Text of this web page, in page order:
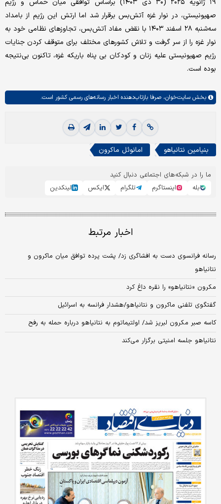
۱۹ ژانویه ۲۰۲۵ (۳۰ دی ۱۴۰۳) براساس توافقی میان حماس و رژیم
صهیونیستی، در نوار غزه آتش‌بس برقرار شد اما ارتش این رژیم از بامداد
سه‌شنبه ۲۸ اسفند ۱۴۰۳ با نقض مفاد آتش‌بس، تجاوزهای نظامی خود به
نوار غزه را از سر گرفت و تلاش کشورهای مختلف برای متوقف کردن جنایات
رژیم صهیونیستی علیه زنان و کودکان بی پناه باریکه غزه، تاکنون بی‌نتیجه
بوده است.
بخش سایت‌خوان، صرفا بازتاب‌دهنده اخبار رسانه‌های رسمی کشور است.
بنیامین نتانیاهو امانوئل ماکرون
ما را در شبکه‌های اجتماعی دنبال کنید
بله
اینستاگرم تلگرام ایکس لینکدین
اخبار مرتبط
رسانه فرانسوی دست به افشاگری زد/ پشت پرده توافق میان ماکرون و
نتانیاهو
مکرون «نتانیاهو» را نقره داغ کرد
گفتگوی تلفنی ماکرون و نتانیاهو/هشدار فرانسه به اسرائیل
کاسه صبر مکرون لبریز شد/ اولتیماتوم به نتانیاهو درباره حمله به رفح
نتانیاهو جلسه امنیتی برگزار می‌کند